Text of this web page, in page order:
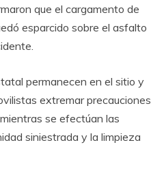
que el cargamento de
esparcido sobre el asfalto
permanecen en el sitio y
extremar precauciones
se efectúan las
siniestrada y la limpieza